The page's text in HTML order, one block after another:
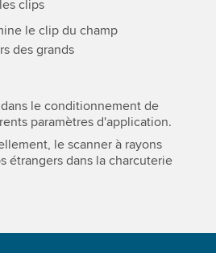
clips
le clip du champ
des grands
le conditionnement de
paramètres d'application.
le scanner à rayons
dans la charcuterie